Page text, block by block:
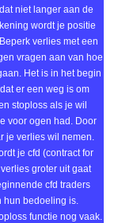
niet langer aan de
wordt je positie
Het is in het begin
er een weg is om
stoploss als je wil
voor ogen had. Door
je verlies wil nemen.
je cfd (contract for
groter uit gaat
cfd traders
hun bedoeling is.
functie nog vaak.